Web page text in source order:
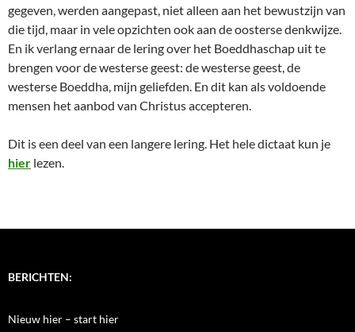
gegeven, werden aangepast, niet alleen aan het bewustzijn van
die tijd, maar in vele opzichten ook aan de oosterse denkwijze.
En ik verlang ernaar de lering over het Boeddhaschap uit te
brengen voor de westerse geest: de westerse geest, de
westerse Boeddha, mijn geliefden. En dit kan als voldoende
mensen het aanbod van Christus accepteren.
Dit is een deel van een langere lering. Het hele dictaat kun je
hier lezen.
BERICHTEN:
Nieuw hier – start hier